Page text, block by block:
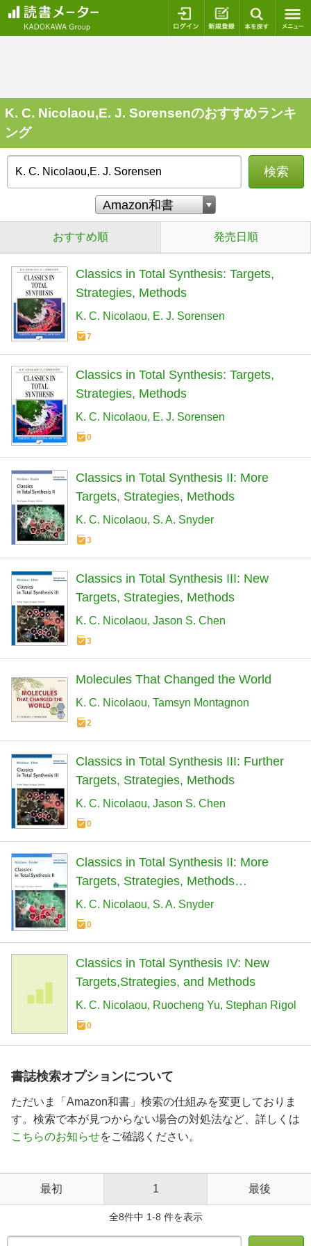
ログイン 新規登録
K. C. Nicolaou,E. J. Sorensenのおすすめランキ
ング
検索
おすすめ順 発売日順
Classics in Total Synthesis: Targets,
Strategies, Methods
K. C. Nicolaou E. J. Sorensen
7
Classics in Total Synthesis: Targets,
Strategies, Methods
K. C. Nicolaou E. J. Sorensen
0
Classics in Total Synthesis II: More
Targets, Strategies, Methods
K. C. Nicolaou S. A. Snyder
3
Classics in Total Synthesis III: New
Targets, Strategies, Methods
K. C. Nicolaou Jason S. Chen
3
Molecules That Changed the World
K. C. Nicolaou Tamsyn Montagnon
2
Classics in Total Synthesis III: Further
Targets, Strategies, Methods
K. C. Nicolaou Jason S. Chen
0
Classics in Total Synthesis II: More
Targets, Strategies, Methods
(Biotechnology: a Multi-Volume
Comprehensive Treatise)
K. C. Nicolaou S. A. Snyder
0
Classics in Total Synthesis IV: New
Targets,Strategies, and Methods
K. C. Nicolaou Ruocheng Yu Stephan Rigol
0
書誌検索オプションについて
ただいま「Amazon和書」検索の仕組みを変更しておりま
す。検索で本が見つからない場合の対処法など、詳しくは
こちらのお知らせをご確認ください。
最初 1 最後
全8件中 1-8 件を表示